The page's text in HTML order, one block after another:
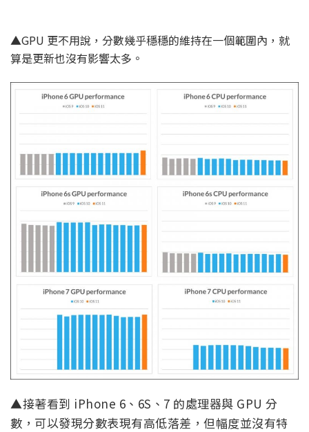
▲GPU 更不用說，分數幾乎穩穩的維持在一個範圍內，就
算是更新也沒有影響太多。
▲接著看到 iPhone 6、6S、7 的處理器與 GPU 分
數，可以發現分數表現有高低落差，但幅度並沒有特